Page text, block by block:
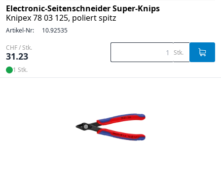
Electronic-Seitenschneider Super-Knips
Knipex 78 03 125, poliert spitz
Artikel-Nr: 10.92535
CHF / Stk.
31.23 Stk.
1 Stk.